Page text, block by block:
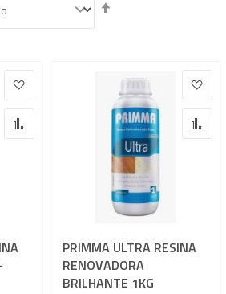
Adicionar à lista de desejos
Adicionar para Comparar
PRIMMA ULTRA RESINA
RENOVADORA
BRILHANTE 1KG